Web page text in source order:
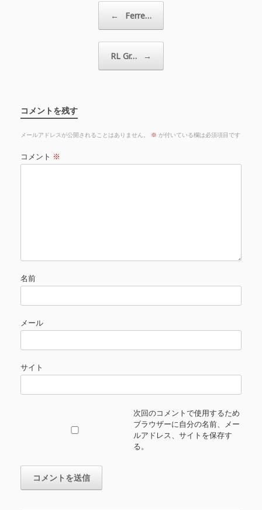
← Ferre…
RL Gr… →
コメントを残す
メールアドレスが公開されることはありません。 ※ が付いている欄は必須項目です
コメント ※
名前
メール
サイト
次回のコメントで使用するため
ブラウザーに自分の名前、メー
ルアドレス、サイトを保存す
る。